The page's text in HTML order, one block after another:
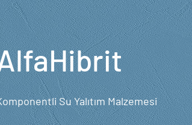
Su Yalıtım Malzemesi